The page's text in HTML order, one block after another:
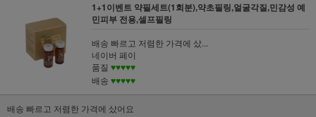
1+1이벤트 약필세트(1회분),약초필링,얼굴각질,민감성 예
민피부 전용,셀프필링
배송 빠르고 저렴한 가격에 샀...
네이버 페이
품질 ♥♥♥♥♥
배송 ♥♥♥♥♥
배송 빠르고 저렴한 가격에 샀어요